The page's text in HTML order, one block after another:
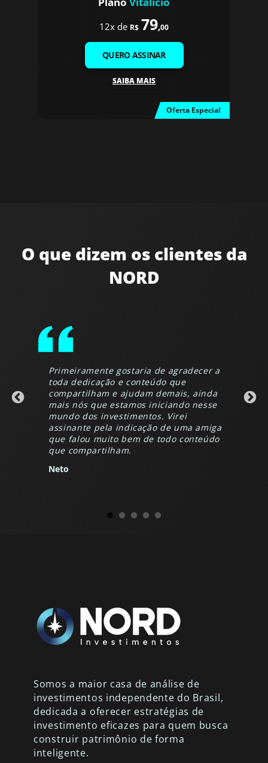
Oferta Especial
12x de R$ 79,00
QUERO ASSINAR
SAIBA MAIS
O que dizem os clientes da
NORD
Primeiramente gostaria de agradecer a
toda dedicação e conteúdo que
compartilham e ajudam demais, ainda
mais nós que estamos iniciando nesse
mundo dos investimentos. Virei
assinante pela indicação de uma amiga
que falou muito bem de todo conteúdo
que compartilham.
Neto
Somos a maior casa de análise de
investimentos independente do Brasil,
dedicada a oferecer estratégias de
investimento eficazes para quem busca
construir patrimônio de forma
inteligente.